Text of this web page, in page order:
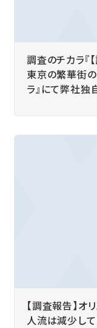
調査のチカラ『
東京の繁華街
ラ』にて弊社
【調査報告】オ
人流は減少し